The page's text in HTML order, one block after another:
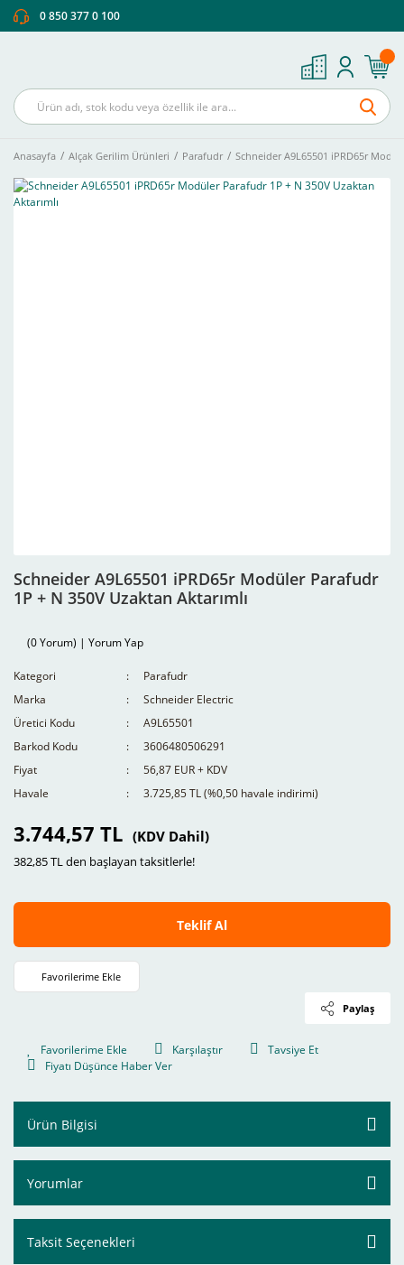
0 850 377 0 100
Anasayfa Alçak Gerilim Ürünleri Parafudr Schneider A9L65501 iPRD65r
Schneider A9L65501 iPRD65r Modüler Parafudr
1P + N 350V Uzaktan Aktarımlı
(0 Yorum) | Yorum Yap
Kategori
Parafudr
Marka
Schneider Electric
Üretici Kodu
A9L65501
Barkod Kodu
3606480506291
Fiyat
56,87 EUR + KDV
Havale
3.725,85 TL (%0,50 havale indirimi)
3.744,57 TL (KDV Dahil)
382,85 TL den başlayan taksitlerle!
Teklif Al
Paylaş
Karşılaştır
Tavsiye Et
Fiyatı Düşünce Haber Ver
Ürün Bilgisi
Yorumlar
Taksit Seçenekleri